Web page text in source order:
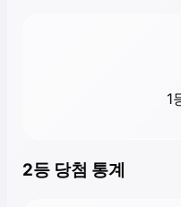
1
2등 당첨 통계